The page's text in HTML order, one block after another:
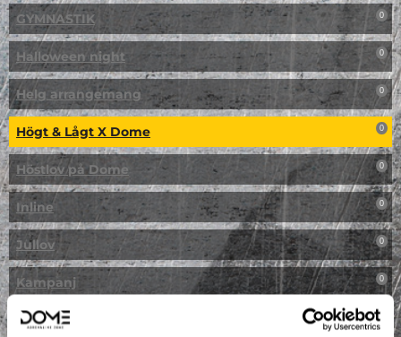
GYMNASTIK 0
Halloween night 0
Helg arrangemang 0
Högt & Lågt X Dome 0
Höstlov på Dome 0
Inline 0
Jullov 0
Kampanj 0
Kickbike 0